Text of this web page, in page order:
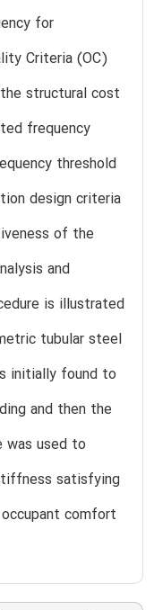
for
Criteria (OC)
structural cost
frequency
threshold
design criteria
of the
and
is illustrated
tubular steel
initially found to
and then the
was used to
satisfying
comfort